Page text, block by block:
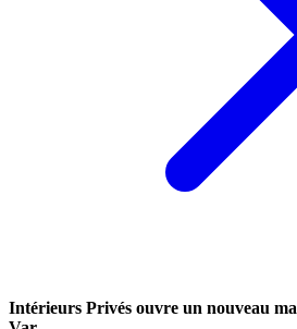
Intérieurs Privés ouvre un nouveau